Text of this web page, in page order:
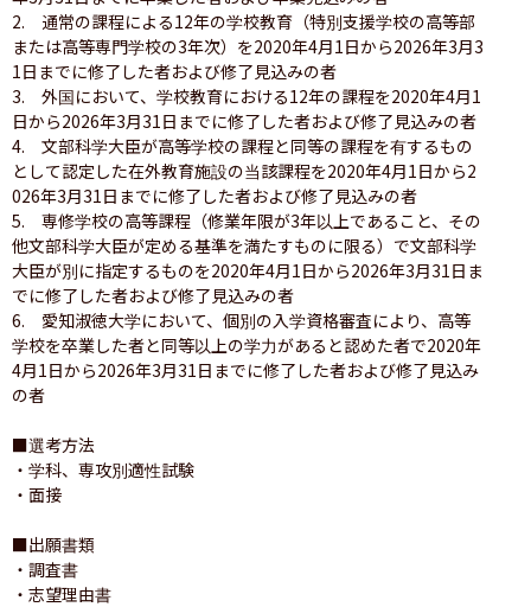
2.　通常の課程による12年の学校教育（特別支援学校の高等部
または高等専門学校の3年次）を2020年4月1日から2026年3月3
1日までに修了した者および修了見込みの者
3.　外国において、学校教育における12年の課程を2020年4月1
日から2026年3月31日までに修了した者および修了見込みの者
4.　文部科学大臣が高等学校の課程と同等の課程を有するもの
として認定した在外教育施設の当該課程を2020年4月1日から2
026年3月31日までに修了した者および修了見込みの者
5.　専修学校の高等課程（修業年限が3年以上であること、その
他文部科学大臣が定める基準を満たすものに限る）で文部科学
大臣が別に指定するものを2020年4月1日から2026年3月31日ま
でに修了した者および修了見込みの者
6.　愛知淑徳大学において、個別の入学資格審査により、高等
学校を卒業した者と同等以上の学力があると認めた者で2020年
4月1日から2026年3月31日までに修了した者および修了見込み
の者
■選考方法
・学科、専攻別適性試験
・面接
■出願書類
・調査書
・志望理由書